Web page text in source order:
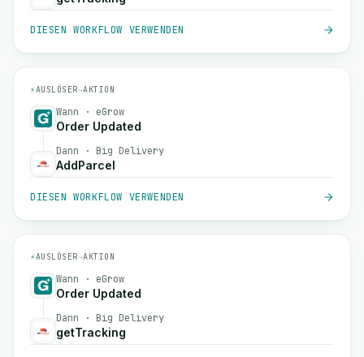
DIESEN WORKFLOW VERWENDEN
⚡AUSLÖSER→AKTION
Wann · eGrow
Order Updated
Dann · Big Delivery
AddParcel
DIESEN WORKFLOW VERWENDEN
⚡AUSLÖSER→AKTION
Wann · eGrow
Order Updated
Dann · Big Delivery
getTracking